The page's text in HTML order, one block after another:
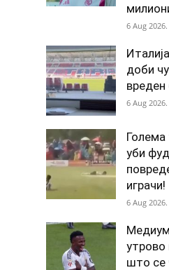
6 Aug
доби
вреден
6 Aug 2026.
Голема
уби
играчи!
6 Aug 2026.
утрово
што се